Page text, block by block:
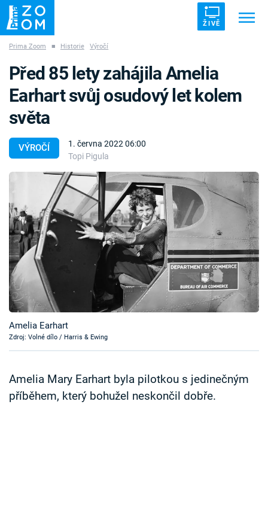
ŽIVĚ
ZÁHADY VETŘELCI DÁVNOVĚKU
Témata
Témata
Pořady
TV Program
Časopis
Sledujte prima+
Sledujte nás
Prima Zoom ■ Historie Výročí
VÝROČÍ
1. června 2022 06:00
Topi Pigula
Před 85 lety zahájila Amelia
Earhart svůj osudový let kolem
světa
Amelia Earhart
Zdroj: Volné dílo / Harris & Ewing
Amelia Mary Earhart byla pilotkou s jedinečným
příběhem, který bohužel neskončil dobře.